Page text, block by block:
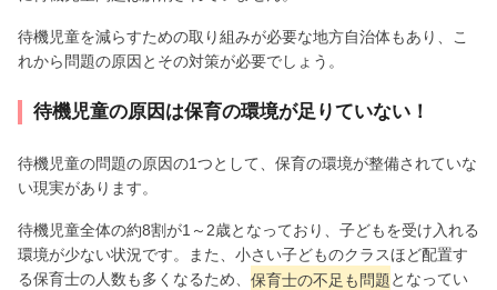
待機児童を減らすための取り組みが必要な地方自治体もあり、こ
れから問題の原因とその対策が必要でしょう。
待機児童の原因は保育の環境が足りていない！
待機児童の問題の原因の1つとして、保育の環境が整備されていな
い現実があります。
待機児童全体の約8割が1～2歳となっており、子どもを受け入れる
環境が少ない状況です。また、小さい子どものクラスほど配置す
る保育士の人数も多くなるため、 保育士の不足も問題 となってい